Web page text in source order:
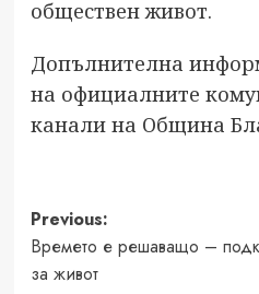
обществен живот.
Допълнителна
на официалните
канали на Община
Post
navigation
Previous:
Времето е решаващо –
за живот